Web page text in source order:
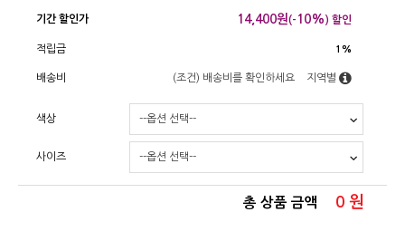
기간 할인가 14,400원(- 10%) 할인
적립금 1%
배송비 (조건) 배송비를 확인하세요 지역별
색상
사이즈
총 상품 금액 0 원